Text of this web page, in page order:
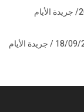
أسرار الصحف اللبنانية ليوم السبت 02 أيلول 2023/ جريدة الأيام
أسرار الصحف اللبنانية الصادرة اليوم الاثنين 18/09/2023 / جريدة الأيام